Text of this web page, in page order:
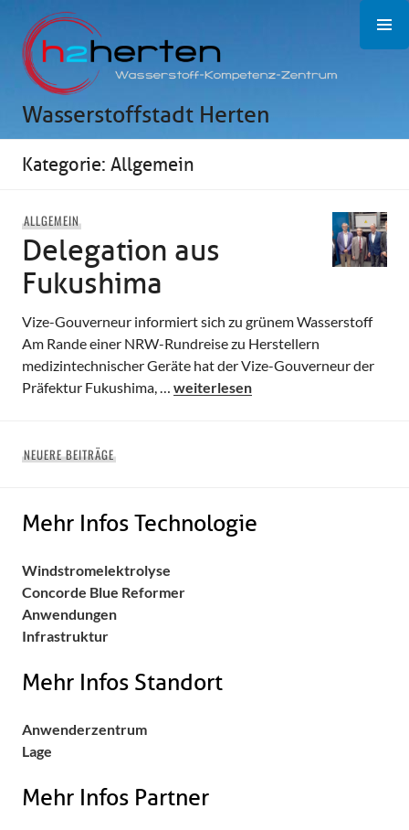
Inhalt
springen
Wasserstoffstadt Herten
Kategorie: Allgemein
ALLGEMEIN
Delegation aus
Fukushima
Vize-Gouverneur informiert sich zu grünem Wasserstoff
Am Rande einer NRW-Rundreise zu Herstellern
medizintechnischer Geräte hat der Vize-Gouverneur der
Präfektur Fukushima, … Delegation aus Fukushima
weiterlesen
NEUERE BEITRÄGE
Mehr Infos Technologie
Windstromelektrolyse
Concorde Blue Reformer
Anwendungen
Infrastruktur
Mehr Infos Standort
Anwenderzentrum
Lage
Mehr Infos Partner